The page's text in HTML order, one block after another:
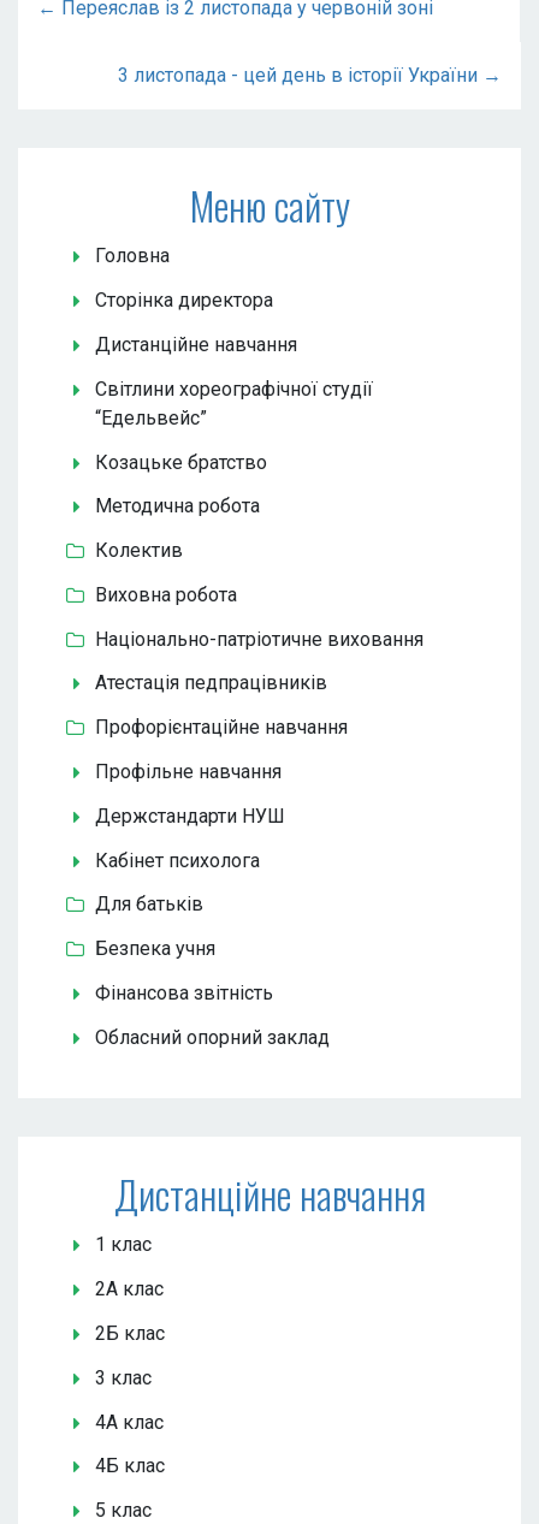
← Переяслав із 2 листопада у червоній зоні
3 листопада - цей день в історії України →
Меню сайту
Головна
Сторінка директора
Дистанційне навчання
Світлини хореографічної студії
“Едельвейс”
Козацьке братство
Методична робота
Колектив
Виховна робота
Національно-патріотичне виховання
Атестація педпрацівників
Профорієнтаційне навчання
Профільне навчання
Держстандарти НУШ
Кабінет психолога
Для батьків
Безпека учня
Фінансова звітність
Обласний опорний заклад
Дистанційне навчання
1 клас
2А клас
2Б клас
3 клас
4А клас
4Б клас
5 клас